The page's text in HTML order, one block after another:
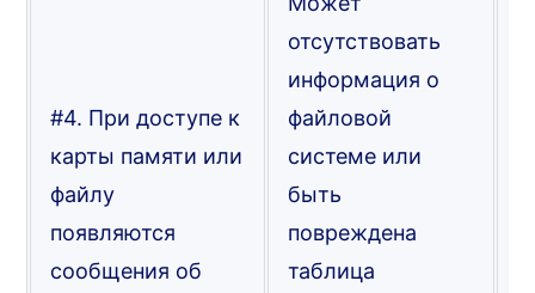
#4. При доступе к
карты памяти или
файлу
появляются
сообщения об
отсутствовать
информация о
файловой
системе или
быть
повреждена
таблица